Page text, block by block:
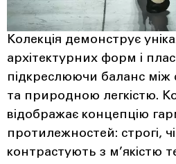
Колекція демонструє
архітектурних форм і
підкреслюючи баланс між
та природною легкістю.
відображає концепцію
протилежностей: строгі,
контрастують з м’якістю